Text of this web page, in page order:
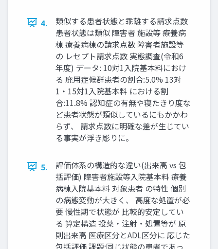
4.
類似する患者状態と乖離する請求点数
患者状態は類似 障害者 施設等 療養病
棟 療養病棟の請求点数 障害者施設等
の レセプト請求点数 実態調査(令和6
年度) データ: 10対1入院基本料におけ
る 廃用症候群患者の割合:5.0% 13対
1・15対1入院基本料 における割
合:11.8% 認知症の有無や寝たきり度な
ど患者状態が類似しているにもかかわ
らず、 請求点数に明確な差が生じてい
る事実が浮き彫りに。
5.
評価体系の構造的な違い(出来高 vs 包
括評価) 障害者施設等入院基本料 療養
病棟入院基本料 対象患者 の特性 個別
の病態変動が大きく、 高度な処置が必
要 慢性期で状態が 比較的安定してい
る 算定構造 投薬・注射・処置等が 原
則出来高 医療区分とADL区分に 応じた
包括評価 課題:同じ状態の患者であっ